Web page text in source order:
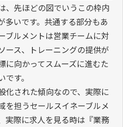
、先ほどの図でいうこの枠内
多いです。共通する部分もあ
ブルメントは営業チームに対
ース、トレーニングの提供が
に向かってスムーズに進むた
す。
化された傾向なので、実際に
を担うセールスイネーブルメ
実際に求人を見る時は『業務